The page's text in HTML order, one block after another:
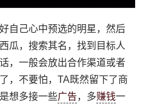
自己心中预选的明星，然后
瓜，搜索其名，找到目标人
，一般会放出合作渠道或者
，不要怕，TA既然留下了商
想多接一些广告，多赚钱一